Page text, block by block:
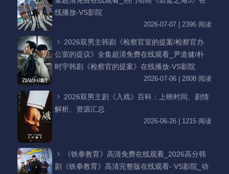
线播放-VS影院
2026-07-07 | 2396 阅读
2026双男主韩剧《检察官室的提案/检察官办
公室的提议》全集超清免费在线观看_尹道健/朴
时宇韩剧《检察官的提案》在线播放-VS影院
2026-07-06 | 2808 阅读
2026双男主剧《入戏》百科：上映时间、剧情
解析、资源汇总
2026-06-26 | 1215 阅读
《铁拳教育》高清免费在线观看_2026高分韩
剧《铁拳教育》高清完整版在线观看- VS影院_动